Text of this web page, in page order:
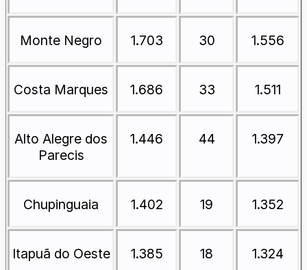
Monte Negro 1.703 30 1.556
Costa Marques 1.686 33 1.511
Alto Alegre dos
Parecis
1.446 44 1.397
Chupinguaia 1.402 19 1.352
Itapuã do Oeste 1.385 18 1.324